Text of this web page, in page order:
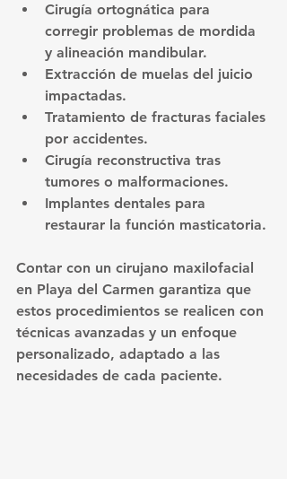
Cirugía ortognática para
corregir problemas de mordida
y alineación mandibular.
Extracción de muelas del juicio
impactadas.
Tratamiento de fracturas faciales
por accidentes.
Cirugía reconstructiva tras
tumores o malformaciones.
Implantes dentales para
restaurar la función masticatoria.
Contar con un cirujano maxilofacial
en Playa del Carmen garantiza que
estos procedimientos se realicen con
técnicas avanzadas y un enfoque
personalizado, adaptado a las
necesidades de cada paciente.